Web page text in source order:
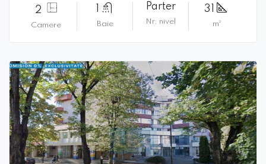
2
Camere Baie
Parter
Nr. nivel
31
m²